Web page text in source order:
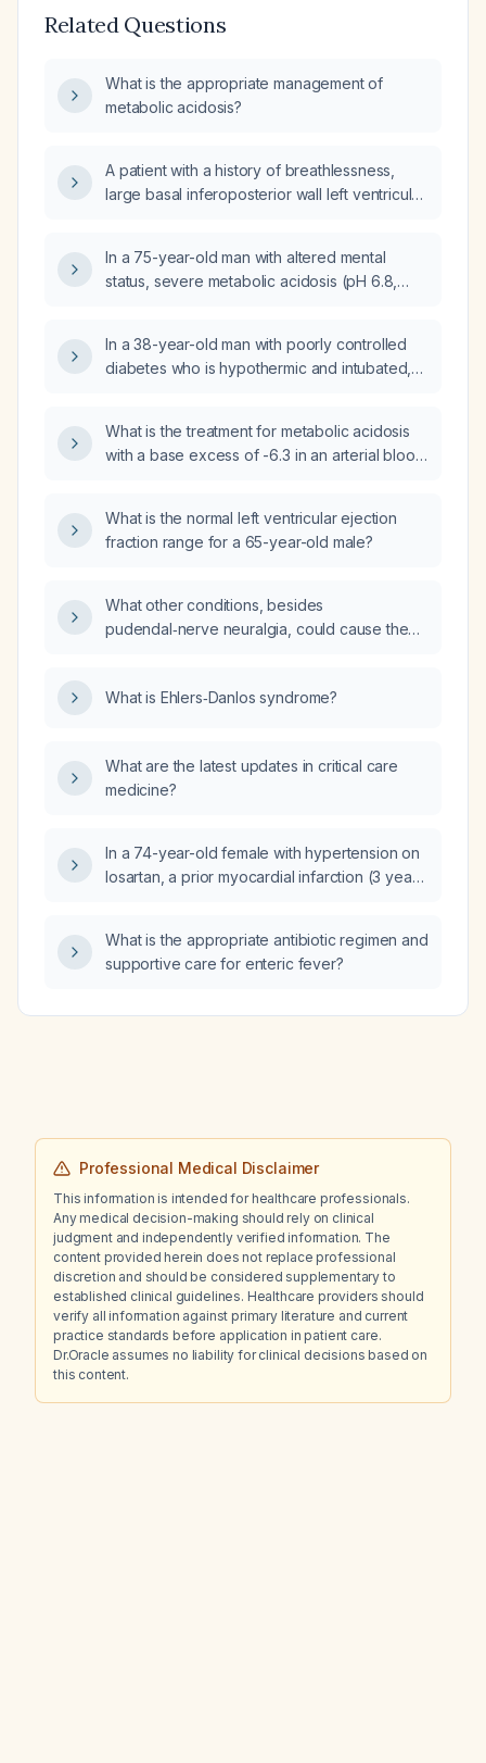
Related Questions
What is the appropriate management of
metabolic acidosis?
A patient with a history of breathlessness,
large basal inferoposterior wall left ventricular
hyperglycemia, and severe metabolic
acidosis, what is the further line of
In a 75-year-old man with altered mental
status, severe metabolic acidosis (pH 6.8,
tract infection with numerous white blood
cells, hyponatremia, markedly elevated
the most likely diagnosis and the primary
cause of the metabolic acidosis?
In a 38-year-old man with poorly controlled
diabetes who is hypothermic and intubated,
22 mEq/L) with a normal partial pressure of
carbon dioxide (PaCO₂), what additional
What is the treatment for metabolic acidosis
with a base excess of -6.3 in an arterial blood
What is the normal left ventricular ejection
fraction range for a 65-year-old male?
What other conditions, besides
pudendal‑nerve neuralgia, could cause the
What is Ehlers‑Danlos syndrome?
What are the latest updates in critical care
medicine?
In a 74-year-old female with hypertension on
losartan, a prior myocardial infarction (3 years
history of severe epigastric burning pain,
nausea and vomiting, hypotension,
hyperglycemia, hyponatremia, hypokalemia,
should be performed, and what initial
management is recommended?
What is the appropriate antibiotic regimen and
supportive care for enteric fever?
Professional Medical Disclaimer
This information is intended for healthcare professionals.
Any medical decision-making should rely on clinical
judgment and independently verified information. The
content provided herein does not replace professional
discretion and should be considered supplementary to
established clinical guidelines. Healthcare providers should
verify all information against primary literature and current
practice standards before application in patient care.
Dr.Oracle assumes no liability for clinical decisions based on
this content.